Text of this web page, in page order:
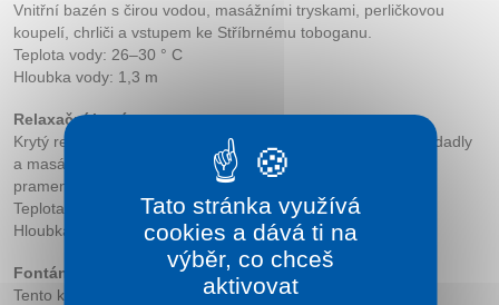
Vnitřní bazén s čirou vodou, masážními tryskami, perličkovou
koupelí, chrliči a vstupem ke Stříbrnému toboganu.
Teplota vody: 26–30 ° C
Hloubka vody: 1,3 m
Relaxační bazén
Krytý relaxační bazén s chrliči, bublinkovými podvodnými sedadly
a masážními tryskami. V prostředku také vyvěrá bublinkový
pramen.
Teplota vody: 36–38 ° C
Hloubka vody: 1 m
Fontána
Tento krytý bazén s fontánkou dělá radost i těm nejmenším
Tato stránka využívá
cookies a dává ti na
výběr, co chceš
aktivovat